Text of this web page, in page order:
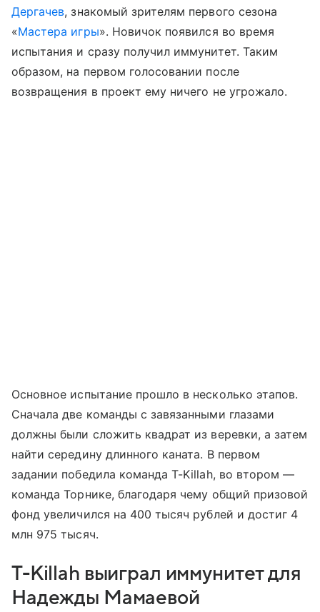
Дергачев, знакомый зрителям первого сезона
«Мастера игры». Новичок появился во время
испытания и сразу получил иммунитет. Таким
образом, на первом голосовании после
возвращения в проект ему ничего не угрожало.
Основное испытание прошло в несколько этапов.
Сначала две команды с завязанными глазами
должны были сложить квадрат из веревки, а затем
найти середину длинного каната. В первом
задании победила команда T-Killah, во втором —
команда Торнике, благодаря чему общий призовой
фонд увеличился на 400 тысяч рублей и достиг 4
млн 975 тысяч.
T-Killah выиграл иммунитет для
Надежды Мамаевой